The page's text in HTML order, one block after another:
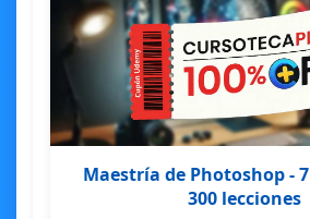
Maestría de Photoshop -
300 lecciones